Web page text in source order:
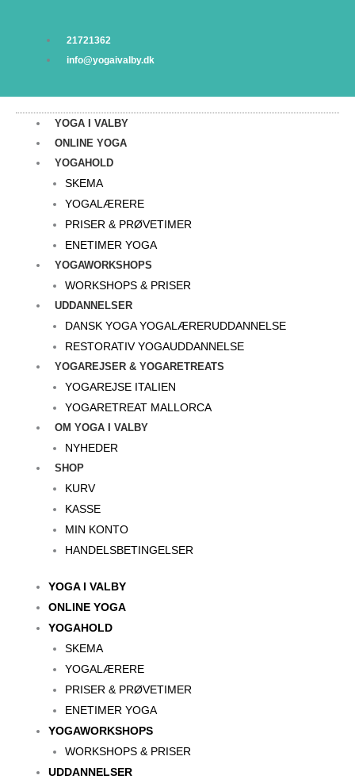
21721362
info@yogaivalby.dk
YOGA I VALBY
ONLINE YOGA
YOGAHOLD
SKEMA
YOGALÆRERE
PRISER & PRØVETIMER
ENETIMER YOGA
YOGAWORKSHOPS
WORKSHOPS & PRISER
UDDANNELSER
DANSK YOGA YOGALÆRERUDDANNELSE
RESTORATIV YOGAUDDANNELSE
YOGAREJSER & YOGARETREATS
YOGAREJSE ITALIEN
YOGARETREAT MALLORCA
OM YOGA I VALBY
NYHEDER
SHOP
KURV
KASSE
MIN KONTO
HANDELSBETINGELSER
YOGA I VALBY
ONLINE YOGA
YOGAHOLD
SKEMA
YOGALÆRERE
PRISER & PRØVETIMER
ENETIMER YOGA
YOGAWORKSHOPS
WORKSHOPS & PRISER
UDDANNELSER
revolution"
Rasmussen